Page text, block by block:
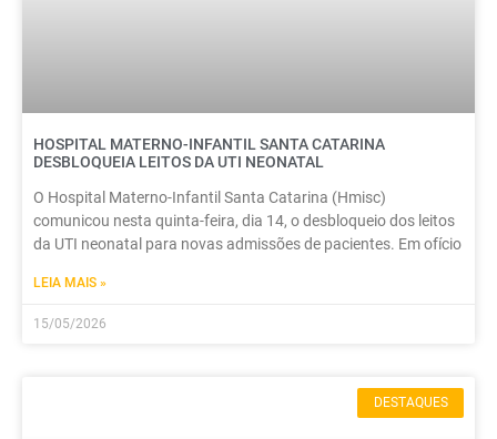
HOSPITAL MATERNO-INFANTIL SANTA CATARINA
DESBLOQUEIA LEITOS DA UTI NEONATAL
O Hospital Materno-Infantil Santa Catarina (Hmisc)
comunicou nesta quinta-feira, dia 14, o desbloqueio dos leitos
da UTI neonatal para novas admissões de pacientes. Em ofício
LEIA MAIS »
15/05/2026
DESTAQUES